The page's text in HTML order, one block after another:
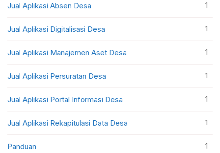
Jual Aplikasi Absen Desa 1
Jual Aplikasi Digitalisasi Desa 1
Jual Aplikasi Manajemen Aset Desa 1
Jual Aplikasi Persuratan Desa 1
Jual Aplikasi Portal Informasi Desa 1
Jual Aplikasi Rekapitulasi Data Desa 1
Panduan 1